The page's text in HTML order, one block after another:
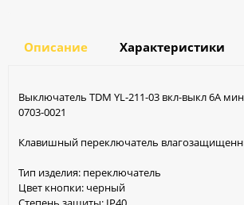
Описание Характеристики
Выключатель TDM YL-211-03 вкл-выкл 6А
0703-0021
Клавишный переключатель
Тип изделия: переключатель
Цвет кнопки: черный